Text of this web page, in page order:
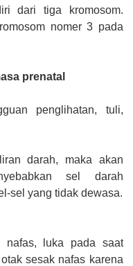
dari tiga kromosom.
nomer 3 pada
prenatal
penglihatan, tuli,
darah, maka akan
sel darah
sel yang tidak dewasa.
nafas, luka pada saat
sesak nafas karena